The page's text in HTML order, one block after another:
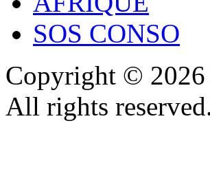
SOS CONSO
Copyright © 2026
All rights